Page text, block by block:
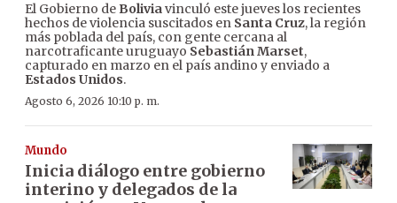
El Gobierno de Boliviavinculó este jueves los recientes
hechos de violencia suscitados en Santa Cruz, la región
más poblada del país, con gente cercana al
narcotraficante uruguayo Sebastián Marset,
capturado en marzo en el país andino y enviado a
Estados Unidos.
Agosto 6, 2026 10:10 p. m.
Mundo
Inicia diálogo entre gobierno
interino y delegados de la